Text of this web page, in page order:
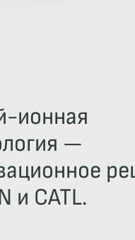
ионная
—
и CATL.